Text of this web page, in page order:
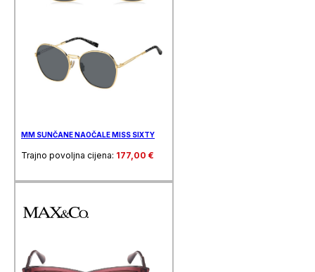
MM SUNČANE NAOČALE MISS SIXTY
Trajno povoljna cijena: 177,00 €